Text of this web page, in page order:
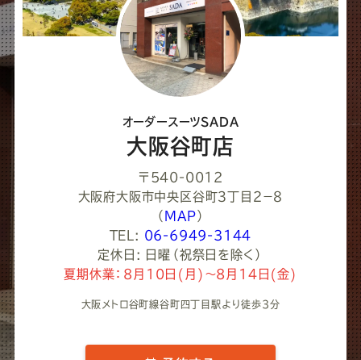
て
く
だ
い
オーダースーツSADA
大阪谷町店
〒540-0012
大阪府大阪市中央区谷町３丁目２−８
（ MAP ）
TEL: 06-6949-3144
定休日: 日曜（祝祭日を除く）
夏期休業：8月10日(月)～8月14日(金)
大阪メトロ谷町線谷町四丁目駅より徒歩3分